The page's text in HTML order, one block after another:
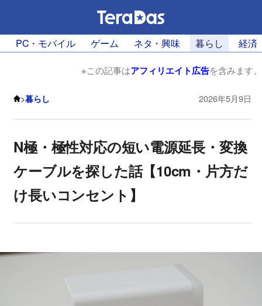
PC・モバイル ゲーム ネタ・興味 暮らし 経済
※この記事はアフィリエイト広告を含みます。
>暮らし 2026年5月9日
N極・極性対応の短い電源延長・変換
ケーブルを探した話【10cm・片方だ
け長いコンセント】